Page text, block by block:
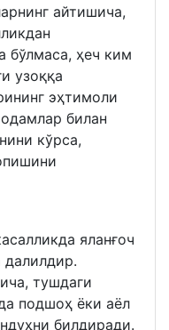
айтишича,
бўлмаса, ҳеч ким
узоққа
эҳтимоли
билан
кўрса,
яланғоч
далилдир.
тушдаги
подшоҳ ёки аёл
билдиради.